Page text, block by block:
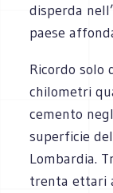
disperda
paese
Ricordo solo
chilometri
cemento
superficie
Lombardia.
trenta ettari